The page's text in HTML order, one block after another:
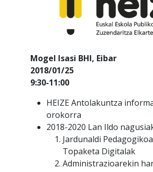
Mogel Isasi BHI, Eibar
2018/01/25
9:30-11:00
HEIZE Antolakuntza
orokorra
2018-2020 Lan Ildo
Jardunaldi
Topaketa Digitalak
Administrazioarekin